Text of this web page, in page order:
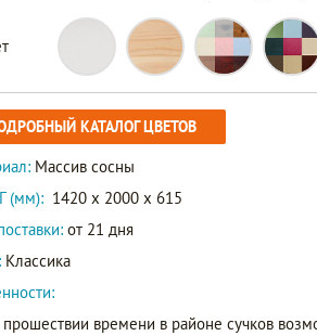
КАТАЛОГ ЦВЕТОВ
Массив сосны
(мм): 1420 x 2000 x 615
от 21 дня
Классика
времени в районе сучков